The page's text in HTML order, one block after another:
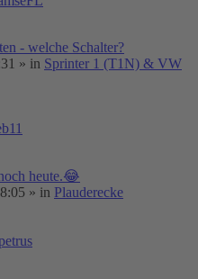
- welche Schalter?
» in Sprinter 1 (T1N) & VW
heute.😂
» in Plauderecke